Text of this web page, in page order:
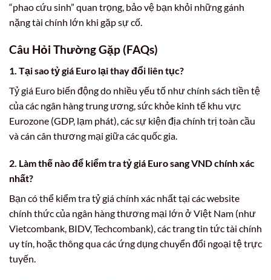
“phao cứu sinh” quan trọng, bảo vệ bạn khỏi những gánh
nặng tài chính lớn khi gặp sự cố.
Câu Hỏi Thường Gặp (FAQs)
1. Tại sao tỷ giá Euro lại thay đổi liên tục?
Tỷ giá Euro biến động do nhiều yếu tố như chính sách tiền tệ
của các ngân hàng trung ương, sức khỏe kinh tế khu vực
Eurozone (GDP, lạm phát), các sự kiện địa chính trị toàn cầu
và cán cân thương mại giữa các quốc gia.
2. Làm thế nào để kiểm tra tỷ giá Euro sang VND chính xác
nhất?
Bạn có thể kiểm tra tỷ giá chính xác nhất tại các website
chính thức của ngân hàng thương mại lớn ở Việt Nam (như
Vietcombank, BIDV, Techcombank), các trang tin tức tài chính
uy tín, hoặc thông qua các ứng dụng chuyển đổi ngoại tệ trực
tuyến.